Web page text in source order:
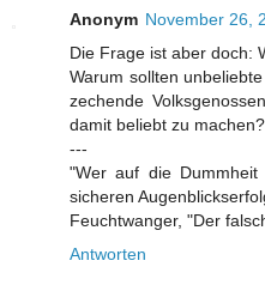
Anonym November 26,
Die Frage ist aber doch:
Warum sollten
zechende
damit beliebt zu machen?
---
"Wer auf die
sicheren
Feuchtwanger, "Der
Antworten